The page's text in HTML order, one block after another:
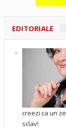
EDITORIALE
creezi ca un
sclav!